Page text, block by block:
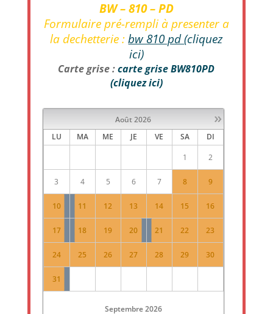
BW – 810 – PD
Formulaire pré-rempli à presenter a
la dechetterie :bw 810 pd(cliquez
ici)
Carte grise :carte grise BW810PD
(cliquez ici)
»
Août 2026
LU
MA ME JE VE SA
DI
1
2
3 4 5 6 7 8 9
10 11 12 13 14 15 16
17 18 19 20 21 22 23
24 25 26 27 28 29 30
31
Septembre2026